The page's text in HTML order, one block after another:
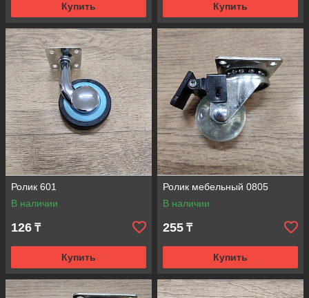
Купить Купить
Ролик 601
В наличии
126 ₸
Купить
Ролик мебельный 0805
В наличии
255 ₸
Купить